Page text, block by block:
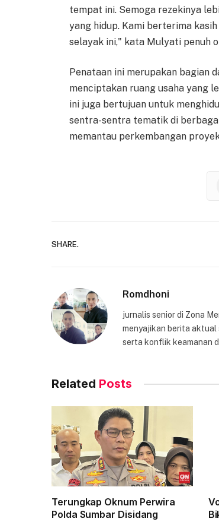
tempat ini. Semoga rezekinya
yang hidup. Kami berterima
selayak ini," kata Mulyati penuh
Penataan ini merupakan bagian
menciptakan ruang usaha yang
ini juga bertujuan untuk
sentra-sentra tematik di
memantau perkembangan
SHARE.
Romdhoni
jurnalis senior di Zona
menyajikan berita aktual
serta konflik keamanan
Related Posts
Terungkap Oknum Perwira
Polda Sumbar Disidang